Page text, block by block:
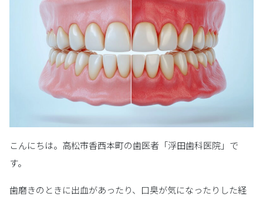
こんにちは。高松市香西本町の歯医者「浮田歯科医院」で
す。
歯磨きのときに出血があったり、口臭が気になったりした経